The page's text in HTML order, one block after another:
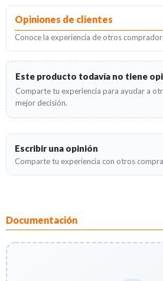
Opiniones de clientes
Conoce la experiencia de otros
Este producto todavía no tiene
Comparte tu experiencia para ayudar a
mejor decisión.
Escribir una opinión
Comparte tu experiencia con otros
Documentación